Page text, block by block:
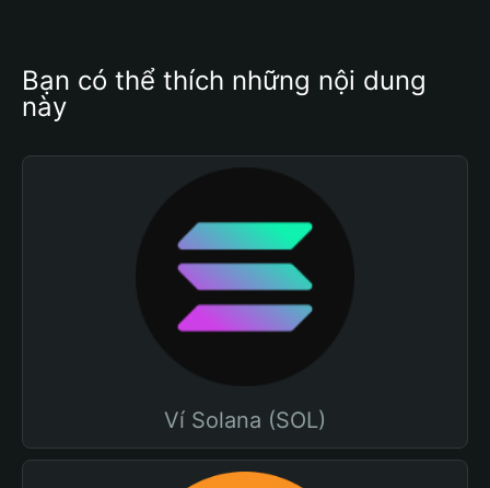
Bạn có thể thích những nội dung
này
Ví Solana (SOL)